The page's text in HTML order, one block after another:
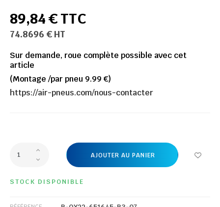
89,84 € TTC
74.8696 € HT
Sur demande, roue complète possible avec cet
article
(Montage /par pneu 9.99 €)
https://air-pneus.com/nous-contacter
AJOUTER AU PANIER
STOCK DISPONIBLE